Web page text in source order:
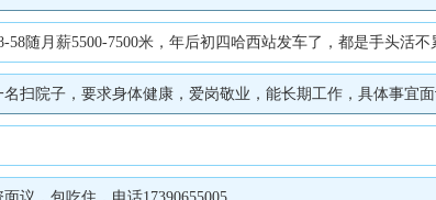
随月薪5500-7500米，年后初四哈西站发车了，都是手头活
扫院子，要求身体健康，爱岗敬业，能长期工作，具体事宜面